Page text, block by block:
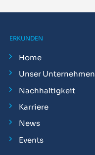
ERKUNDEN
Home
Unser Unternehmen
Nachhaltigkeit
Karriere
News
Events